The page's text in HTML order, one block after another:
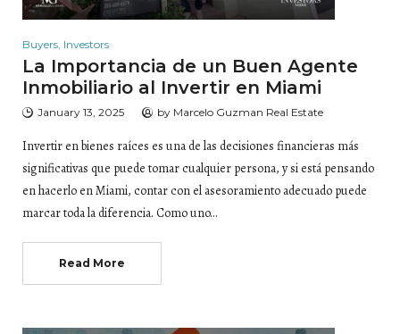
Buyers Investors
La Importancia de un Buen Agente
Inmobiliario al Invertir en Miami
January 13, 2025 by Marcelo Guzman Real Estate
Invertir en bienes raíces es una de las decisiones financieras más
significativas que puede tomar cualquier persona, y si está pensando
en hacerlo en Miami, contar con el asesoramiento adecuado puede
marcar toda la diferencia. Como uno…
Read More